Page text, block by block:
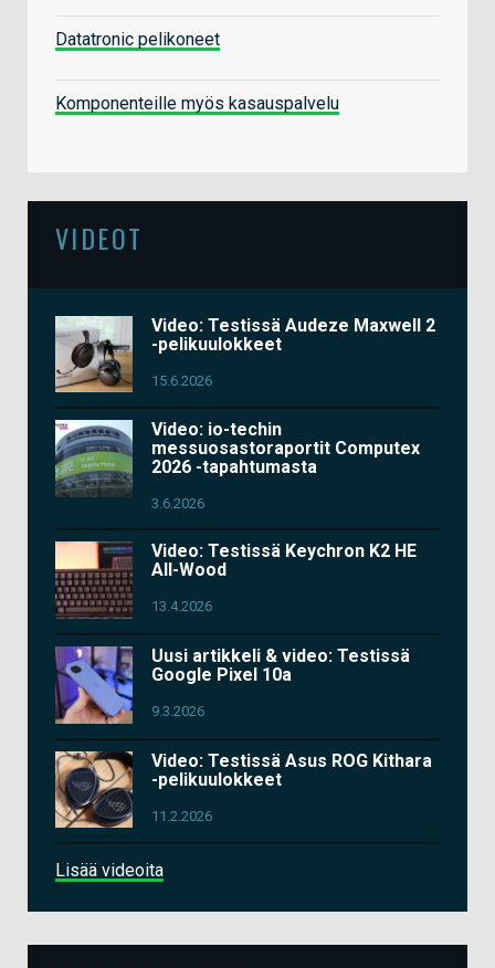
Datatronic pelikoneet
Komponenteille myös kasauspalvelu
VIDEOT
Video: Testissä Audeze Maxwell 2
-pelikuulokkeet
15.6.2026
Video: io-techin
messuosastoraportit Computex
2026 -tapahtumasta
3.6.2026
Video: Testissä Keychron K2 HE
All-Wood
13.4.2026
Uusi artikkeli & video: Testissä
Google Pixel 10a
9.3.2026
Video: Testissä Asus ROG Kithara
-pelikuulokkeet
11.2.2026
Lisää videoita